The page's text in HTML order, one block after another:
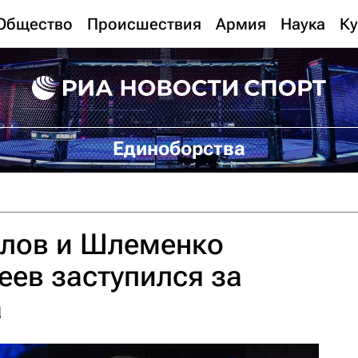
Происшествия Армия Наука
Единоборства
и Шлеменко
заступился за